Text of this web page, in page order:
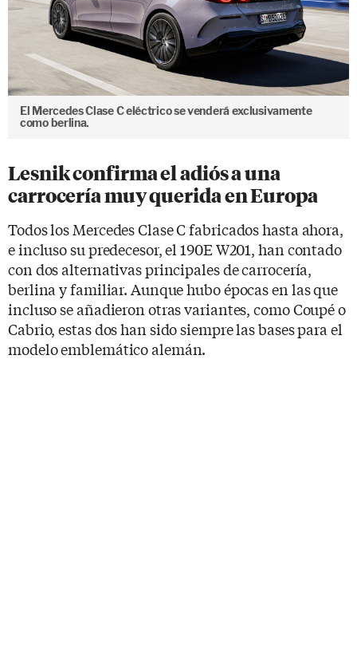
El Mercedes Clase C eléctrico se venderá exclusivamente
como berlina.
Lesnik confirma el adiós a una
carrocería muy querida en Europa
Todos los Mercedes Clase C fabricados hasta ahora,
e incluso su predecesor, el 190E W201, han contado
con dos alternativas principales de carrocería,
berlina y familiar. Aunque hubo épocas en las que
incluso se añadieron otras variantes, como Coupé o
Cabrio, estas dos han sido siempre las bases para el
modelo emblemático alemán.